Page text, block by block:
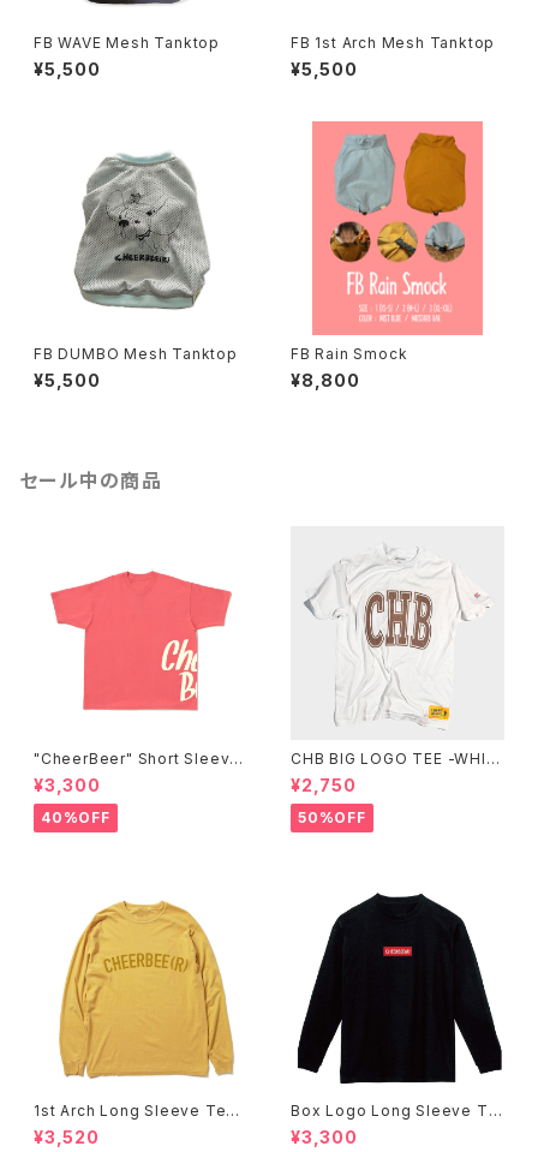
FB WAVE Mesh Tanktop
¥5,500
FB 1st Arch Mesh Tanktop
¥5,500
FB DUMBO Mesh Tanktop
¥5,500
FB Rain Smock
¥8,800
セール中の商品
"CheerBeer" Short Sleeve
Tee
¥3,300
40%OFF
CHB BIG LOGO TEE -WHIT
E-
¥2,750
50%OFF
1st Arch Long Sleeve Tee
-Mustard-
¥3,520
Box Logo Long Sleeve Te
e -Black-
¥3,300